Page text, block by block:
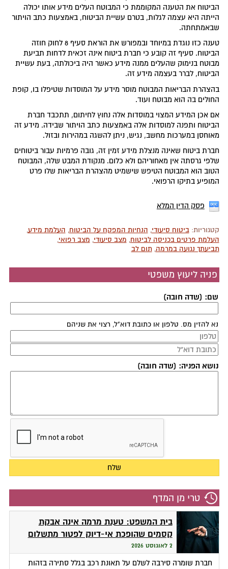
הביטוח את הטענה המקוממת כי המבוטח העלים מידע אותו יכולה
הייתה היא עצמה לגלות, בטרם עשיית הביטוח, באמצעות כתב הויתור
שבאמתחתה.
טענה כזו נוגדת במיוחד ובמפורש את הוראת סעיף 8 לחוק חוזה
הביטוח. סעיף זה קובע כי חברת ביטוח אינה זכאית לדחות תביעת
מבוטח בנימוק שהעלים ממנה מידע כאשר היה ביכולתה, בעת עשיית
הביטוח, לברר בעצמה מידע זה.
בהצהרת הבריאות המבוטח מוסר מידע על המוסדות שטיפלו בו, קופת
החולים בה הוא מבוטח ועוד.
אם אכן המידע המצוי במוסדות אלה נחוץ לחיתום, תתכבד חברת
הביטוח ותפנה למוסדות אלה באמצעות כתב הויתור שבידה. מידע זה
מאוחסן במערכות מחשב, נגיש, ניתן להשגה במהירות ובזול.
חברת ביטוח שאינה מנצלת מידע זמין זה, גובה פרמיות עבור ביטוחים
שלפי גרסתה אין מאחוריהם ולא כלום. מנקודת המבט שלה, המבוטח
הטוב הוא המבוטח הטיפש שישמיט מהצהרת הבריאות שלו פרט
המופיע בתיקו הרפואי.
פסק הדין המלא
קטגוריות:ביטוח סיעודי, הנחיות המפקח על הביטוח, העלמת מידע,
העלמת פרטים בכניסה לביטוח, מצב סיעודי, מצב רפואי,
תביעתך נגועה במרמה,תום לב
פניה ליעוץ משפטי
שם: (שדה חובה)
נא להזין מס. טלפון או כתובת דוא"ל, רצוי את שניהם
נושא הפניה: (שדה חובה)
טרי מן המדף
בית המשפט: טענת מרמה אינה אבקת
קסמים שהופכת אי-דיוק לפטור מתשלום
2 לאוגוסט 2026
חברת שומרה סירבה לשלם על תאונת רכב בגלל סתירה בזהות